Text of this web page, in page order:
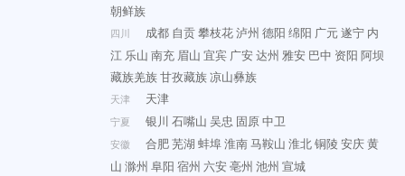
朝鲜族
四川 成都 自贡攀枝花泸州 德阳 绵阳 广元遂宁 内
江 乐山 南充 眉山 宜宾 广安达州 雅安 巴中 资阳 阿坝
藏族羌族甘孜藏族凉山彝族
天津 天津
宁夏 银川 石嘴山 吴忠 固原中卫
安徽 合肥芜湖 蚌埠淮南马鞍山 淮北铜陵 安庆黄
山 滁州 阜阳 宿州 六安亳州 池州 宣城